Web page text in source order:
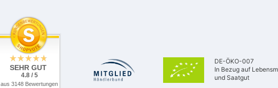
SEHR GUT
4.8 / 5
aus 3148 Bewertungen
DE-ÖKO-007
In Bezug auf
und Saatgut